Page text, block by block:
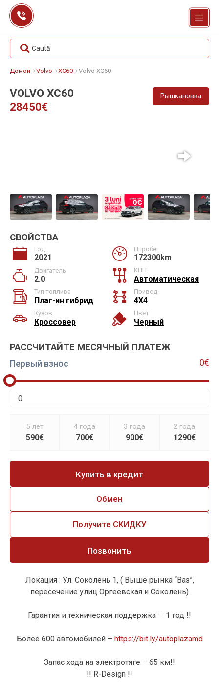
Перейти
содержанию
Caută
Домой Volvo XC60 Volvo XC60
VOLVO XC60
28450€
Рышкановка
СВОЙСТВА
Год
2021
Ппробег
172300km
Двигатель
2.0
КПП
Автоматическая
Тип топлива
Плаг-ин гибрид
Привод
4X4
Кузов
Кроссовер
Цвет
Черный
РАССЧИТАЙТЕ МЕСЯЧНЫЙ ПЛАТЕЖ
Первый взнос 0€
5 лет
590€
4 года
700€
3 года
900€
2 года
1290€
Купить в кредит
Обмен
Получите СКИДКУ
Позвонить
Локация : Ул. Соколень 1, ( Выше рынка “Ваз”,
пересечение улиц Оргеевская и Соколень)
Гарантия и техническая поддержка — 1 год !!
Более 600 автомобилей – https://bit.ly/autoplazamd
Запас хода на электротяге – 65 км!!
!! R-Design !!